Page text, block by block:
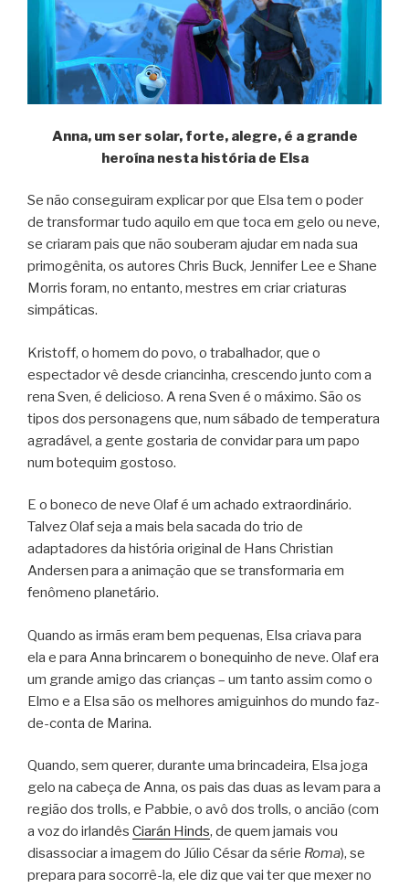
Anna, um ser solar, forte, alegre, é a grande
heroína nesta história de Elsa
Se não conseguiram explicar por que Elsa tem o poder
de transformar tudo aquilo em que toca em gelo ou neve,
se criaram pais que não souberam ajudar em nada sua
primogênita, os autores Chris Buck, Jennifer Lee e Shane
Morris foram, no entanto, mestres em criar criaturas
simpáticas.
Kristoff, o homem do povo, o trabalhador, que o
espectador vê desde criancinha, crescendo junto com a
rena Sven, é delicioso. A rena Sven é o máximo. São os
tipos dos personagens que, num sábado de temperatura
agradável, a gente gostaria de convidar para um papo
num botequim gostoso.
E o boneco de neve Olaf é um achado extraordinário.
Talvez Olaf seja a mais bela sacada do trio de
adaptadores da história original de Hans Christian
Andersen para a animação que se transformaria em
fenômeno planetário.
Quando as irmãs eram bem pequenas, Elsa criava para
ela e para Anna brincarem o bonequinho de neve. Olaf era
um grande amigo das crianças – um tanto assim como o
Elmo e a Elsa são os melhores amiguinhos do mundo faz-
de-conta de Marina.
Quando, sem querer, durante uma brincadeira, Elsa joga
gelo na cabeça de Anna, os pais das duas as levam para a
região dos trolls, e Pabbie, o avô dos trolls, o ancião (com
a voz do irlandês Ciarán Hinds, de quem jamais vou
disassociar a imagem do Júlio César da série Roma), se
prepara para socorrê-la, ele diz que vai ter que mexer no